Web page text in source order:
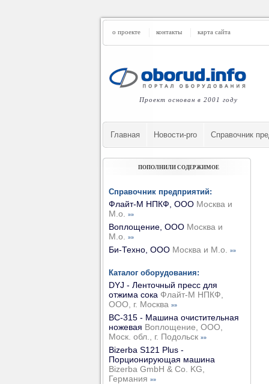
о проекте контакты карта сайта
Проект основан в 2001 году
Главная Новости-pro Cправочник
ПОПОЛНИЛИ СОДЕРЖИМОЕ
Справочник предприятий:
Флайт-М НПКФ, ООО Москва и
М.о.
»»
Воплощение, ООО Москва и
М.о.
»»
Би-Техно, ООО Москва и М.о. »»
Каталог оборудования:
DYJ - Ленточный пресс для
отжима сока Флайт-М НПКФ,
ООО, г. Москва »»
ВС-315 - Машина очистительная
ножевая Воплощение, ООО,
Моск. обл., г. Подольск »»
Bizerba S121 Plus -
Порционирующая машина
Bizerba GmbH & Co. KG,
Германия »»